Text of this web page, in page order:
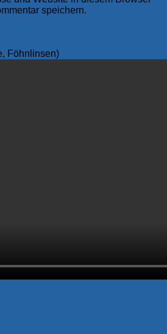
speichern.
Föhnlinsen)